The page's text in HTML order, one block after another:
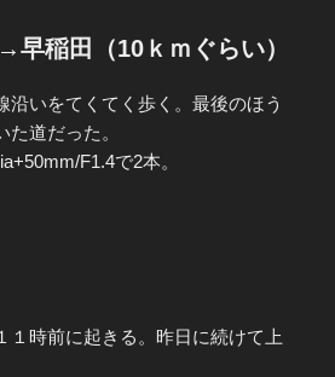
早稲田（10ｋｍぐらい）
沿いをてくてく歩く。最後のほう
道だった。
F1.4で2本。
１時前に起きる。昨日に続けて上